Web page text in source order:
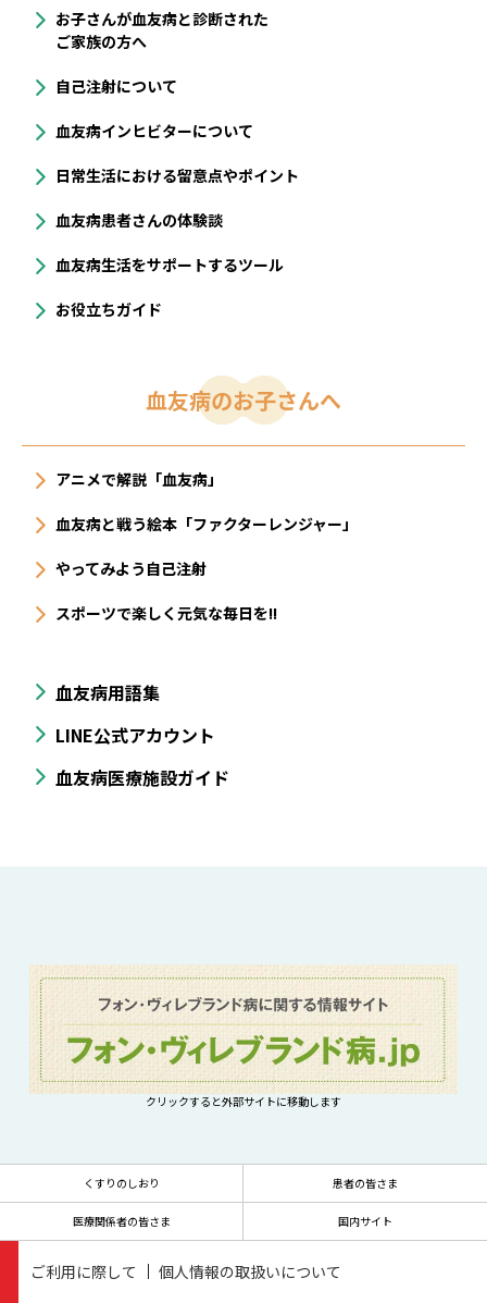
お子さんが血友病と診断された
ご家族の方へ
自己注射について
血友病インヒビターについて
⽇常⽣活における留意点やポイント
血友病患者さんの体験談
血友病生活をサポートするツール
お役立ちガイド
血友病のお子さんへ
アニメで解説「血友病」
血友病と戦う絵本「ファクターレンジャー」
やってみよう自己注射
スポーツで楽しく元気な毎日を!!
血友病用語集
LINE公式アカウント
血友病医療施設ガイド
クリックすると外部サイトに移動します
くすりのしおり 患者の皆さま
医療関係者の皆さま 国内サイト
ご利用に際して 個人情報の取扱いについて